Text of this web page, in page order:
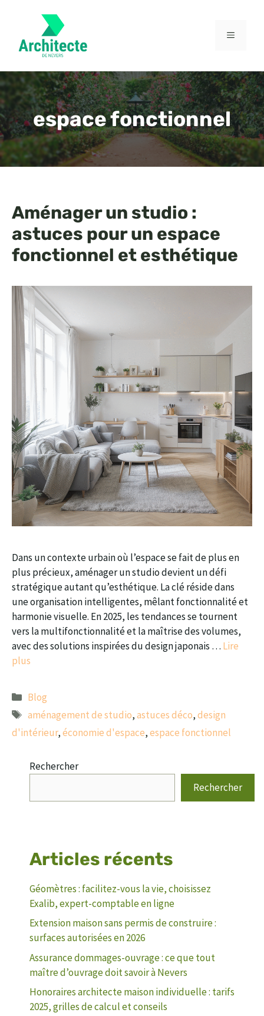
MENU
espace fonctionnel
Aménager un studio :
astuces pour un espace
fonctionnel et esthétique
Dans un contexte urbain où l’espace se fait de plus en
plus précieux, aménager un studio devient un défi
stratégique autant qu’esthétique. La clé réside dans
une organisation intelligentes, mêlant fonctionnalité et
harmonie visuelle. En 2025, les tendances se tournent
vers la multifonctionnalité et la maîtrise des volumes,
avec des solutions inspirées du design japonais … Lire
plus
Catégories
Blog
Étiquettes
aménagement de studio,astuces déco,design
d'intérieur,économie d'espace,espace fonctionnel
Rechercher
Rechercher
Articles récents
Géomètres : facilitez-vous la vie, choisissez
Exalib, expert-comptable en ligne
Extension maison sans permis de construire :
surfaces autorisées en 2026
Assurance dommages-ouvrage : ce que tout
maître d’ouvrage doit savoir à Nevers
Honoraires architecte maison individuelle : tarifs
2025, grilles de calcul et conseils